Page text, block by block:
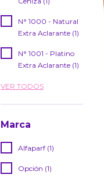
N° 1000 - Natural
Extra Aclarante (1)
N° 1001 - Platino
Extra Aclarante (1)
VER TODOS
Marca
Alfaparf (1)
Opción (1)